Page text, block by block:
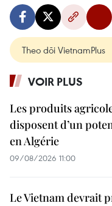
Theo dõi VietnamPlus
VOIR PLUS
Les produits
disposent d’un
en Algérie
09/08/2026 11:00
Le Vietnam devrait